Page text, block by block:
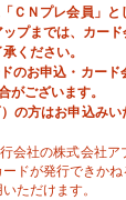
ＣＮプレ会員」
プまでは、カー
ください。
のお申込・カー
がございます。
の方はお申込み
会社の株式会社
ドが発行できか
ただけます。